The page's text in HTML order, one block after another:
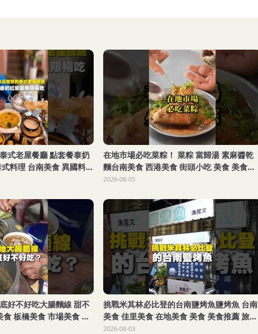
式老屋餐廳 點套餐泰奶
料理 台南美食 異國料
食推薦 旅遊 泰式奶茶
在地市場必吃菜粽！ 菜粽 當歸湯 素麻醬乾
麵台南美食 西港美食 街頭小吃 美食 美食推
薦 旅遊 fyp food taiwanfood streetfood
2026-08-05
好不好吃大腸麵線 甜不
板橋美食 市場美食 美
food taiwanfood
挑戰米其林必比登的台南鹽烤魚鹽烤魚 台南
美食 佳里美食 在地美食 美食 美食推薦 旅遊
fyp food taiwanfood streetfood
2026-08-03